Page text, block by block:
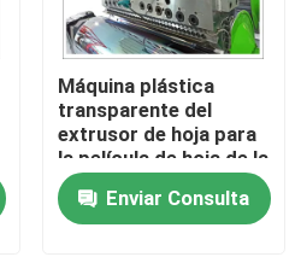
Máquina plástica
transparente del
extrusor de hoja para
la película de hoja de la
PC de los PP EVA
picosegundo del
ANIMAL DOMÉSTICO
Enviar Consulta